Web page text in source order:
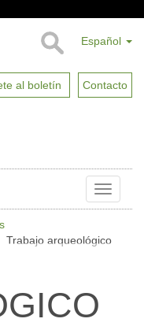
Español
al boletín Contacto
Toggle
Trabajo arqueológico